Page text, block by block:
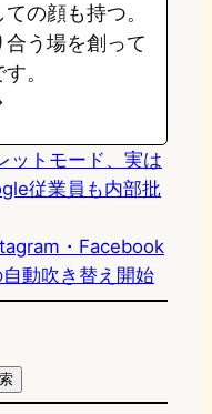
の顔も持つ。
合う場を創って
。
ットモード、実は
従業員も内部批
・Facebook
動吹き替え開始